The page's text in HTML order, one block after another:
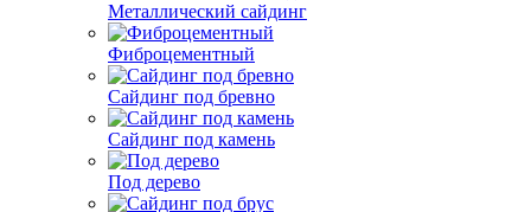
Металлический сайдинг
Фиброцементный
Сайдинг под бревно
Сайдинг под камень
Под дерево